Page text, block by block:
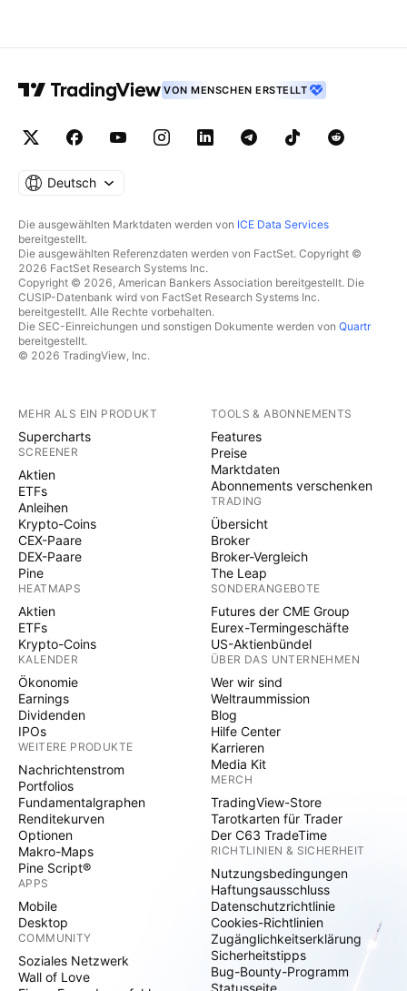
VON MENSCHEN ERSTELLT
Deutsch
Die ausgewählten Marktdaten werden von ICE Data Services
bereitgestellt.
Die ausgewählten Referenzdaten werden von FactSet. Copyright ©
2026 FactSet Research Systems Inc.
Copyright © 2026, American Bankers Association bereitgestellt. Die
CUSIP-Datenbank wird von FactSet Research Systems Inc.
bereitgestellt. Alle Rechte vorbehalten.
Die SEC-Einreichungen und sonstigen Dokumente werden von Quartr
bereitgestellt.
© 2026 TradingView, Inc.
MEHR ALS EIN PRODUKT
Supercharts
SCREENER
Aktien
ETFs
Anleihen
Krypto-Coins
CEX-Paare
DEX-Paare
Pine
HEATMAPS
Aktien
ETFs
Krypto-Coins
KALENDER
Ökonomie
Earnings
Dividenden
IPOs
WEITERE PRODUKTE
Nachrichtenstrom
Portfolios
Fundamentalgraphen
Renditekurven
Optionen
Makro-Maps
Pine Script®
APPS
Mobile
Desktop
COMMUNITY
Soziales Netzwerk
Wall of Love
TOOLS & ABONNEMENTS
Features
Preise
Marktdaten
Abonnements verschenken
TRADING
Übersicht
Broker
Broker-Vergleich
The Leap
SONDERANGEBOTE
Futures der CME Group
Eurex-Termingeschäfte
US-Aktienbündel
ÜBER DAS UNTERNEHMEN
Wer wir sind
Weltraummission
Blog
Hilfe Center
Karrieren
Media Kit
MERCH
TradingView-Store
Tarotkarten für Trader
Der C63 TradeTime
RICHTLINIEN & SICHERHEIT
Nutzungsbedingungen
Haftungsausschluss
Datenschutzrichtlinie
Cookies-Richtlinien
Zugänglichkeitserklärung
Sicherheitstipps
Bug-Bounty-Programm
Statusseite